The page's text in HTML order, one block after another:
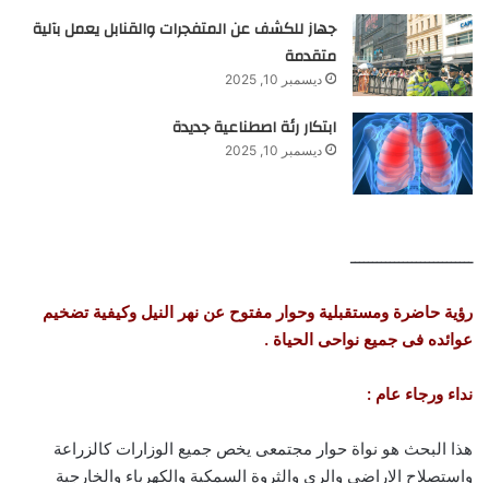
جهاز للكشف عن المتفجرات والقنابل يعمل بآلية
متقدمة
ديسمبر 10, 2025
ابتكار رئة اصطناعية جديدة
ديسمبر 10, 2025
ــــــــــــــــــــــــــــ
رؤية حاضرة ومستقبلية وحوار مفتوح عن نهر النيل وكيفية تضخيم
عوائده فى جميع نواحى الحياة .
نداء ورجاء عام :
هذا البحث هو نواة حوار مجتمعى يخص جميع الوزارات كالزراعة
واستصلاح الاراضى والرى والثروة السمكية والكهرباء والخارجية